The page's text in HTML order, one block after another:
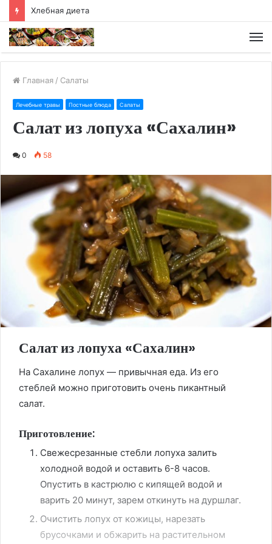
Хлебная диета
Главная / Салаты
Лечебные травы Постные блюда Салаты
Салат из лопуха «Сахалин»
0 58
Салат из лопуха «Сахалин»
На Сахалине лопух — привычная еда. Из его
стеблей можно приготовить очень пикантный
салат.
Приготовление:
Свежесрезанные стебли лопуха залить
холодной водой и оставить 6-8 часов.
Опустить в кастрюлю с кипящей водой и
варить 20 минут, зарем откинуть на дуршлаг.
Очистить лопух от кожицы, нарезать
брусочками и обжарить на растительном